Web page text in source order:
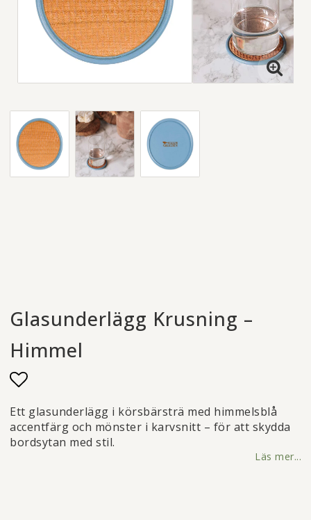
Glasunderlägg Krusning –
Himmel
Lägg till i favoritlistan
Ett glasunderlägg i körsbärsträ med himmelsblå
accentfärg och mönster i karvsnitt – för att skydda
bordsytan med stil.
Läs mer...